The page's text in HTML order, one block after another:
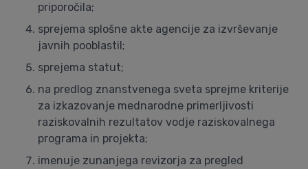
priporočila;
sprejema splošne akte agencije za izvrševanje
javnih pooblastil;
sprejema statut;
na predlog znanstvenega sveta sprejme kriterije
za izkazovanje mednarodne primerljivosti
raziskovalnih rezultatov vodje raziskovalnega
programa in projekta;
imenuje zunanjega revizorja za pregled